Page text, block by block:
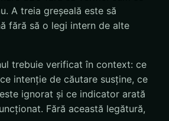
A treia greșeală este să
fără să o legi intern de alte
trebuie verificat în context: ce
intenție de căutare susține, ce
ignorat și ce indicator arată
Fără această legătură,